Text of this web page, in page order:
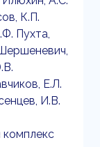
К.П.
Пухта,
Е.Л.
И.В.
комплекс